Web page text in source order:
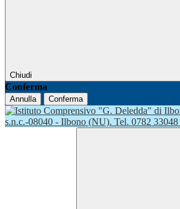
Chiudi
Conferma
Annulla Conferma
s.n.c.-08040 - Ilbono (NU). Tel. 0782 33048